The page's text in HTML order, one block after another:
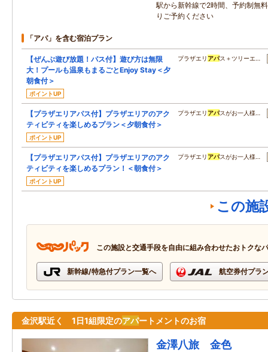
駅から新幹線で2時間、予約制無
りご予約ください
「アパ」を含む宿泊プラン
【ぜんぶ遊び放題！パス付】遊び方は無限
大！プールも温泉もまるごとEnjoy Stay＜夕
朝食付＞
ポイントUP
プラザエリ アパス＋ツリーエ…
【プラザエリアパス付】プラザエリアのアク
ティビティを楽しめるプラン＜夕朝食付＞
ポイントUP
プラザエリ アパスがお一人様…
【プラザエリアパス付】プラザエリアのアク
ティビティを楽しめるプラン！＜朝食付＞
ポイントUP
プラザエリ アパスがお一人様…
この施
この施設と交通手段を自由に組み合わせたおトクな
新幹線/特急付プラン一覧へ 航空券付プラ
金沢駅近く 1日1組限定のアパートメントのお宿
金澤八旅 金色